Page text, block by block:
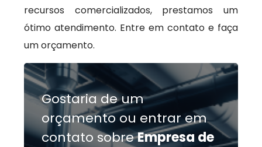
recursos comercializados, prestamos um
ótimo atendimento. Entre em contato e faça
um orçamento.
Gostaria de um
orçamento ou entrar em
contato sobreEmpresa de